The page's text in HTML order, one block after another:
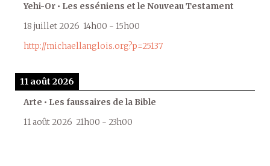
Yehi-Or • Les esséniens et le Nouveau Testament
18 juillet 2026 14h00 - 15h00
http://michaellanglois.org?p=25137
11 août 2026
Arte • Les faussaires de la Bible
11 août 2026 21h00 - 23h00